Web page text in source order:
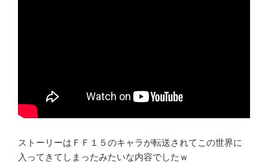
ストーリーはＦＦ１５のキャラが転送されてこの世界に
入ってきてしまったみたいな内容でしたｗ